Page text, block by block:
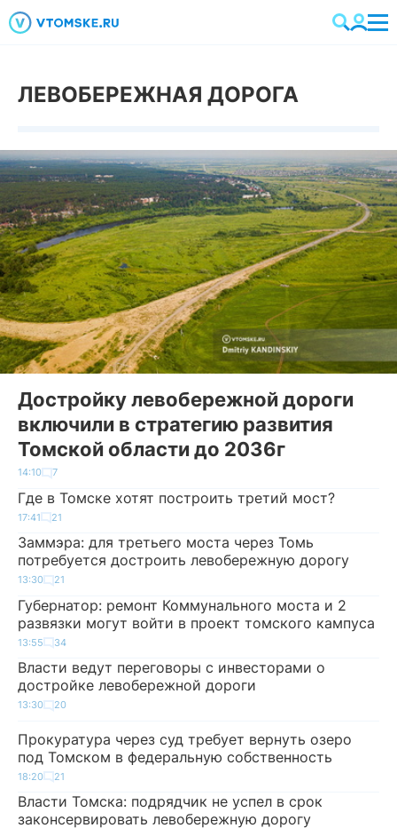
ЛЕВОБЕРЕЖНАЯ ДОРОГА
Достройку левобережной дороги
включили в стратегию развития
Томской области до 2036г
14:10 7
Где в Томске хотят построить третий мост?
17:41 21
Заммэра: для третьего моста через Томь
потребуется достроить левобережную дорогу
13:30 21
Губернатор: ремонт Коммунального моста и 2
развязки могут войти в проект томского кампуса
13:55 34
Власти ведут переговоры с инвесторами о
достройке левобережной дороги
13:30 20
Прокуратура через суд требует вернуть озеро
под Томском в федеральную собственность
18:20 21
Власти Томска: подрядчик не успел в срок
законсервировать левобережную дорогу